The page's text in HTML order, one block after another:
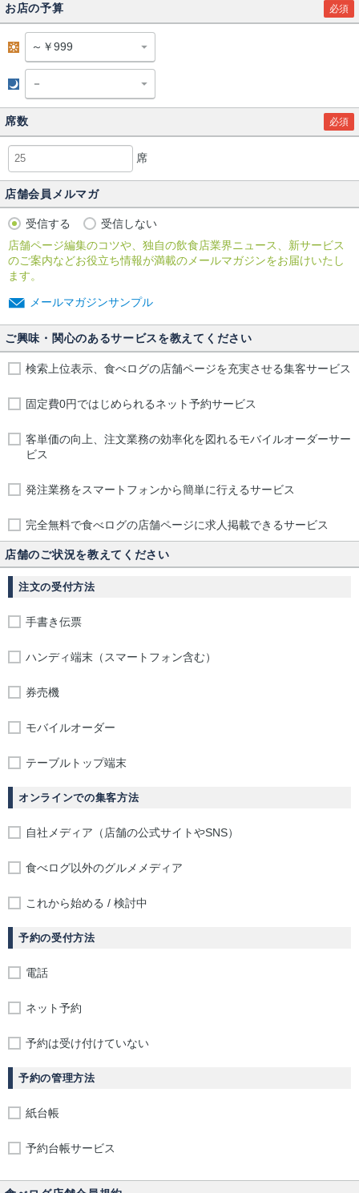
お店の予算 必須
席数 必須
席
店舗会員メルマガ
受信する
受信しない
店舗ページ編集のコツや、独自の飲食店業界ニュース、新サービス
のご案内などお役立ち情報が満載のメールマガジンをお届けいたし
ます。
メールマガジンサンプル
ご興味・関心のあるサービスを教えてください
検索上位表示、食べログの店舗ページを充実させる集客サービス
固定費0円ではじめられるネット予約サービス
客単価の向上、注文業務の効率化を図れるモバイルオーダーサー
ビス
発注業務をスマートフォンから簡単に行えるサービス
完全無料で食べログの店舗ページに求人掲載できるサービス
店舗のご状況を教えてください
注文の受付方法
手書き伝票
ハンディ端末（スマートフォン含む）
券売機
モバイルオーダー
テーブルトップ端末
オンラインでの集客方法
自社メディア（店舗の公式サイトやSNS）
食べログ以外のグルメメディア
これから始める / 検討中
予約の受付方法
電話
ネット予約
予約は受け付けていない
予約の管理方法
紙台帳
予約台帳サービス